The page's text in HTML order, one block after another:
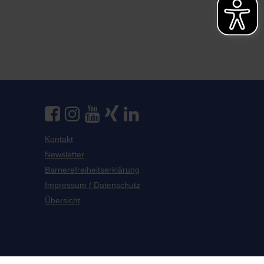
Kontakt
Newsletter
Barrierefreiheitserklärung
Impressum / Datenschutz
Übersicht